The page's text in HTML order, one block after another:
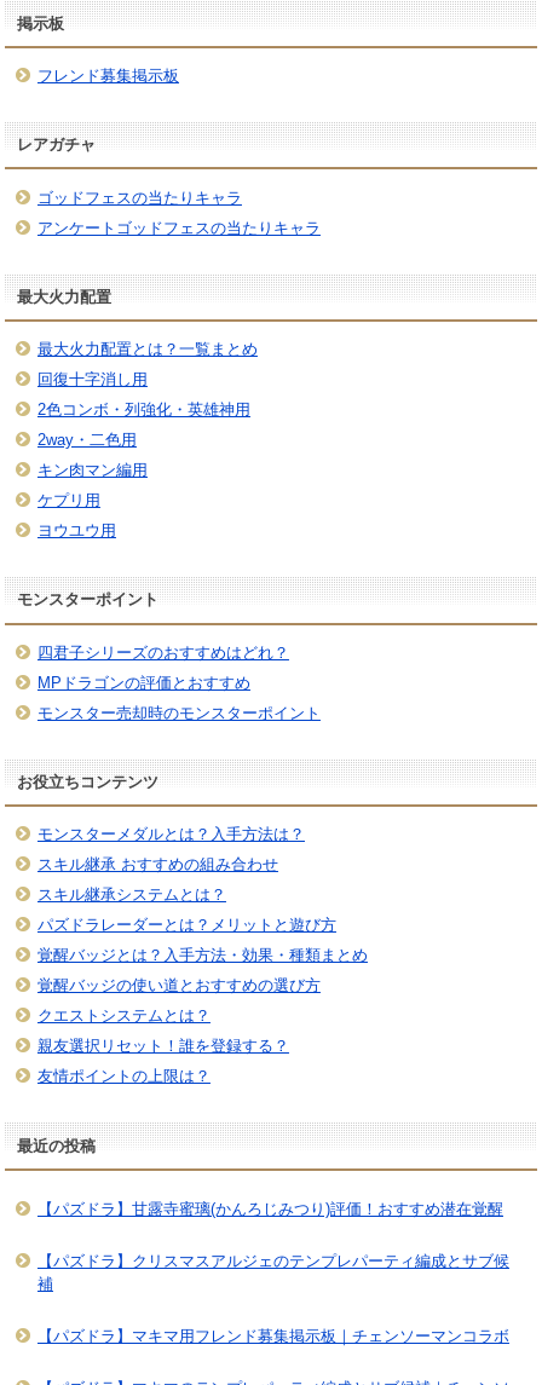
掲示板
フレンド募集掲示板
レアガチャ
ゴッドフェスの当たりキャラ
アンケートゴッドフェスの当たりキャラ
最大火力配置
最大火力配置とは？一覧まとめ
回復十字消し用
2色コンボ・列強化・英雄神用
2way・二色用
キン肉マン編用
ケプリ用
ヨウユウ用
モンスターポイント
四君子シリーズのおすすめはどれ？
MPドラゴンの評価とおすすめ
モンスター売却時のモンスターポイント
お役立ちコンテンツ
モンスターメダルとは？入手方法は？
スキル継承 おすすめの組み合わせ
スキル継承システムとは？
パズドラレーダーとは？メリットと遊び方
覚醒バッジとは？入手方法・効果・種類まとめ
覚醒バッジの使い道とおすすめの選び方
クエストシステムとは？
親友選択リセット！誰を登録する？
友情ポイントの上限は？
最近の投稿
【パズドラ】甘露寺蜜璃(かんろじみつり)評価！おすすめ潜在覚醒
【パズドラ】クリスマスアルジェのテンプレパーティ編成とサブ候
補
【パズドラ】マキマ用フレンド募集掲示板｜チェンソーマンコラボ